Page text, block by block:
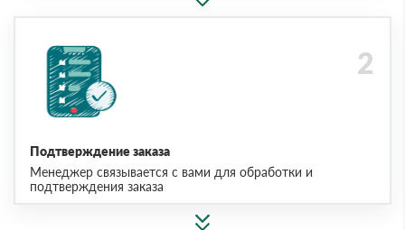
Подтверждение заказа
Менеджер связывается с вами для обработки и
подтверждения заказа